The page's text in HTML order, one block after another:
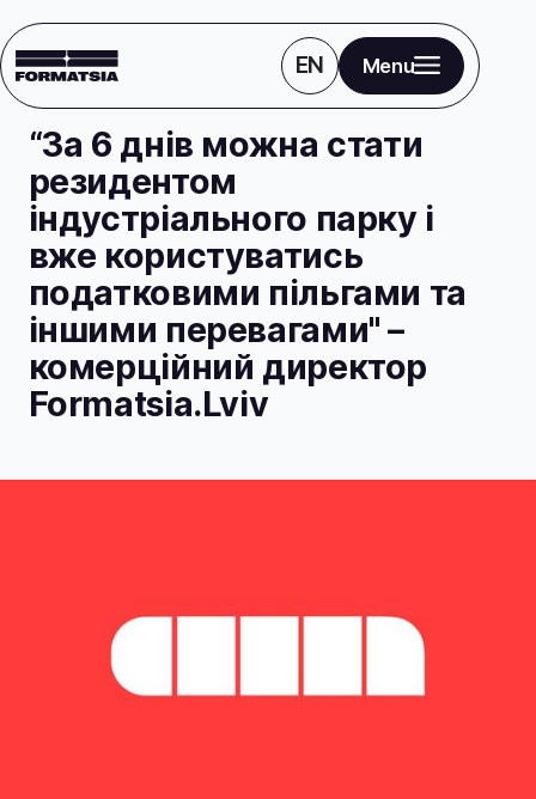
EN Menu
Блог Новини
“За 6 днів можна стати
резидентом
індустріального парку і
вже користуватись
податковими пільгами та
іншими перевагами" –
комерційний директор
Formatsia.Lviv